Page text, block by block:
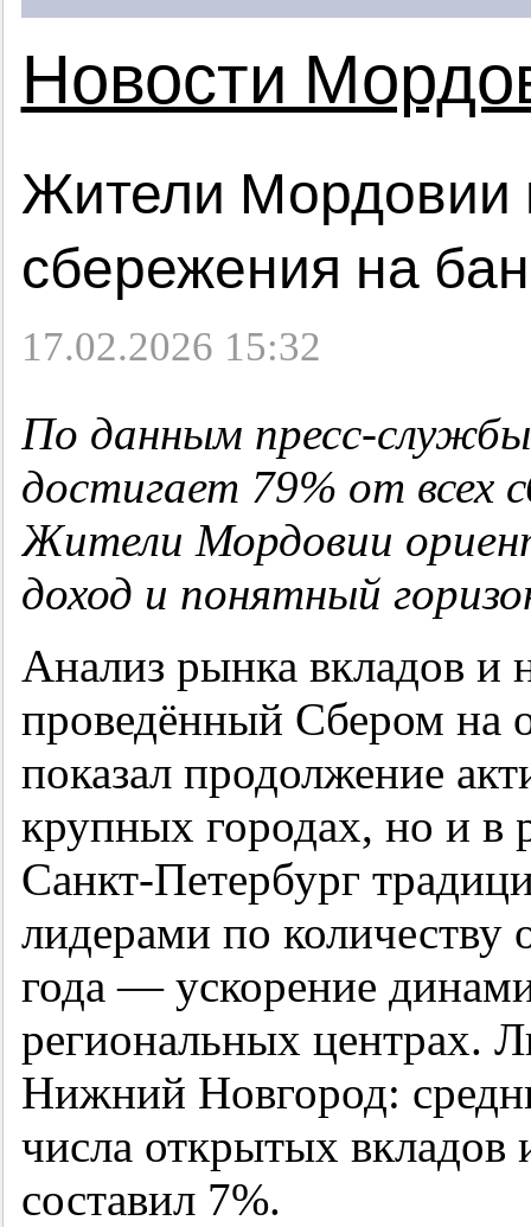
Новости
Жители Мордовии
сбережения на
17.02.2026 15:32
По данным пресс-службы
достигает 79% от всех
Жители Мордовии
доход и понятный
Анализ рынка вкладов и
проведённый Сбером на
показал продолжение
крупных городах, но и в
Санкт-Петербург
лидерами по количеству
года — ускорение
региональных центрах.
Нижний Новгород:
числа открытых вкладов
составил 7%.